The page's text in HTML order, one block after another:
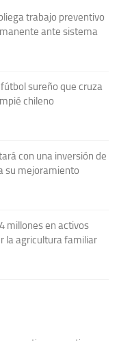
trabajo preventivo
ante sistema
fútbol sureño que cruza
chileno
con una inversión de
su mejoramiento
millones en activos
la agricultura familiar